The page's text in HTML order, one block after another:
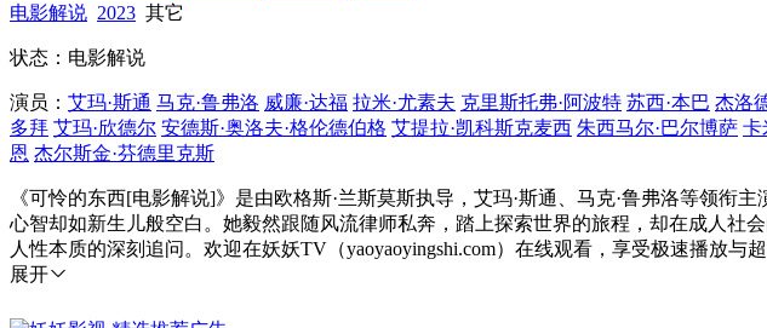
电影解说 2023 其它
状态：电影解说
演员： 艾玛·斯通 马克·鲁弗洛 威廉·达福 拉米·尤素夫 克里斯托弗·阿波特 苏西·本巴 杰洛
多拜 艾玛·欣德尔 安德斯·奥洛夫·格伦德伯格 艾提拉·凯科斯克麦西 朱西马尔·巴尔博萨 卡
恩 杰尔斯金·芬德里克斯
《可怜的东西[电影解说]》是由欧格斯·兰斯莫斯执导，艾玛·斯通、马克·鲁弗洛等领衔
心智却如新生儿般空白。她毅然跟随风流律师私奔，踏上探索世界的旅程，却在成人
人性本质的深刻追问。欢迎在妖妖TV（yaoyaoyingshi.com）在线观看，享受极速播放与超
展开